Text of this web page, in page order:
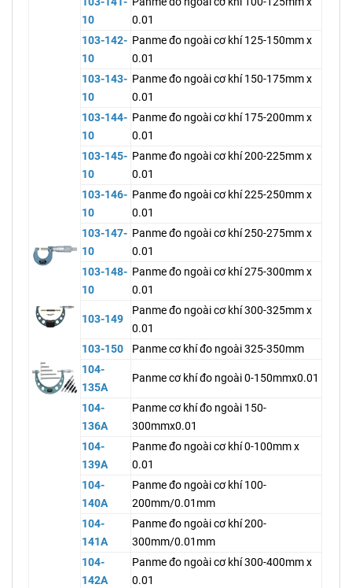
10
0.01
103-142-
10
Panme đo ngoài cơ khí 125-150mm x
0.01
103-143-
10
Panme đo ngoài cơ khí 150-175mm x
0.01
103-144-
10
Panme đo ngoài cơ khí 175-200mm x
0.01
103-145-
10
Panme đo ngoài cơ khí 200-225mm x
0.01
103-146-
10
Panme đo ngoài cơ khí 225-250mm x
0.01
103-147-
10
Panme đo ngoài cơ khí 250-275mm x
0.01
103-148-
10
Panme đo ngoài cơ khí 275-300mm x
0.01
103-149
Panme đo ngoài cơ khí 300-325mm x
0.01
103-150
Panme cơ khí đo ngoài 325-350mm
104-
135A
Panme cơ khí đo ngoài 0-150mmx0.01
104-
136A
Panme cơ khí đo ngoài 150-
300mmx0.01
104-
139A
Panme đo ngoài cơ khí 0-100mm x
0.01
104-
140A
Panme đo ngoài cơ khí 100-
200mm/0.01mm
104-
141A
Panme đo ngoài cơ khí 200-
300mm/0.01mm
104-
142A
Panme đo ngoài cơ khí 300-400mm x
0.01